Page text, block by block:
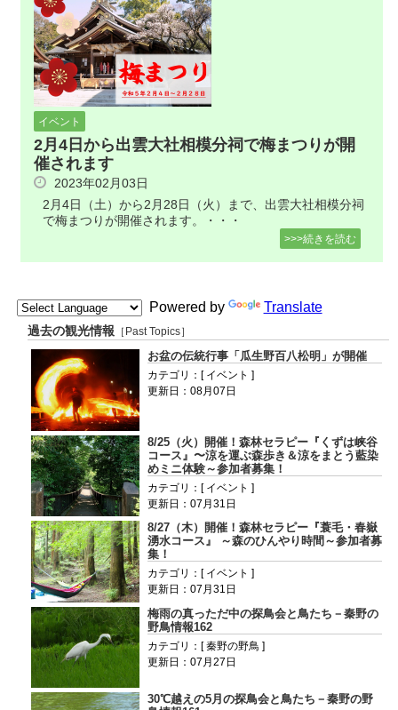
イベント
2月4日から出雲大社相模分祠で梅まつりが開
催されます
2023年02月03日
2月4日（土）から2月28日（火）まで、出雲大社相模分祠
で梅まつりが開催されます。・・・
>>>続きを読む
Powered by Translate
過去の観光情報 ［Past Topics］
お盆の伝統行事「瓜生野百八松明」が開催
カテゴリ：[ イベント ]
更新日：08月07日
8/25（火）開催！森林セラピー『くずは峡谷
コース』〜涼を運ぶ森歩き＆涼をまとう藍染
めミニ体験～参加者募集！
カテゴリ：[ イベント ]
更新日：07月31日
8/27（木）開催！森林セラピー『蓑毛・春嶽
湧水コース』 ～森のひんやり時間～参加者募
集！
カテゴリ：[ イベント ]
更新日：07月31日
梅雨の真っただ中の探鳥会と鳥たち－秦野の
野鳥情報162
カテゴリ：[ 秦野の野鳥 ]
更新日：07月27日
30℃越えの5月の探鳥会と鳥たち－秦野の野